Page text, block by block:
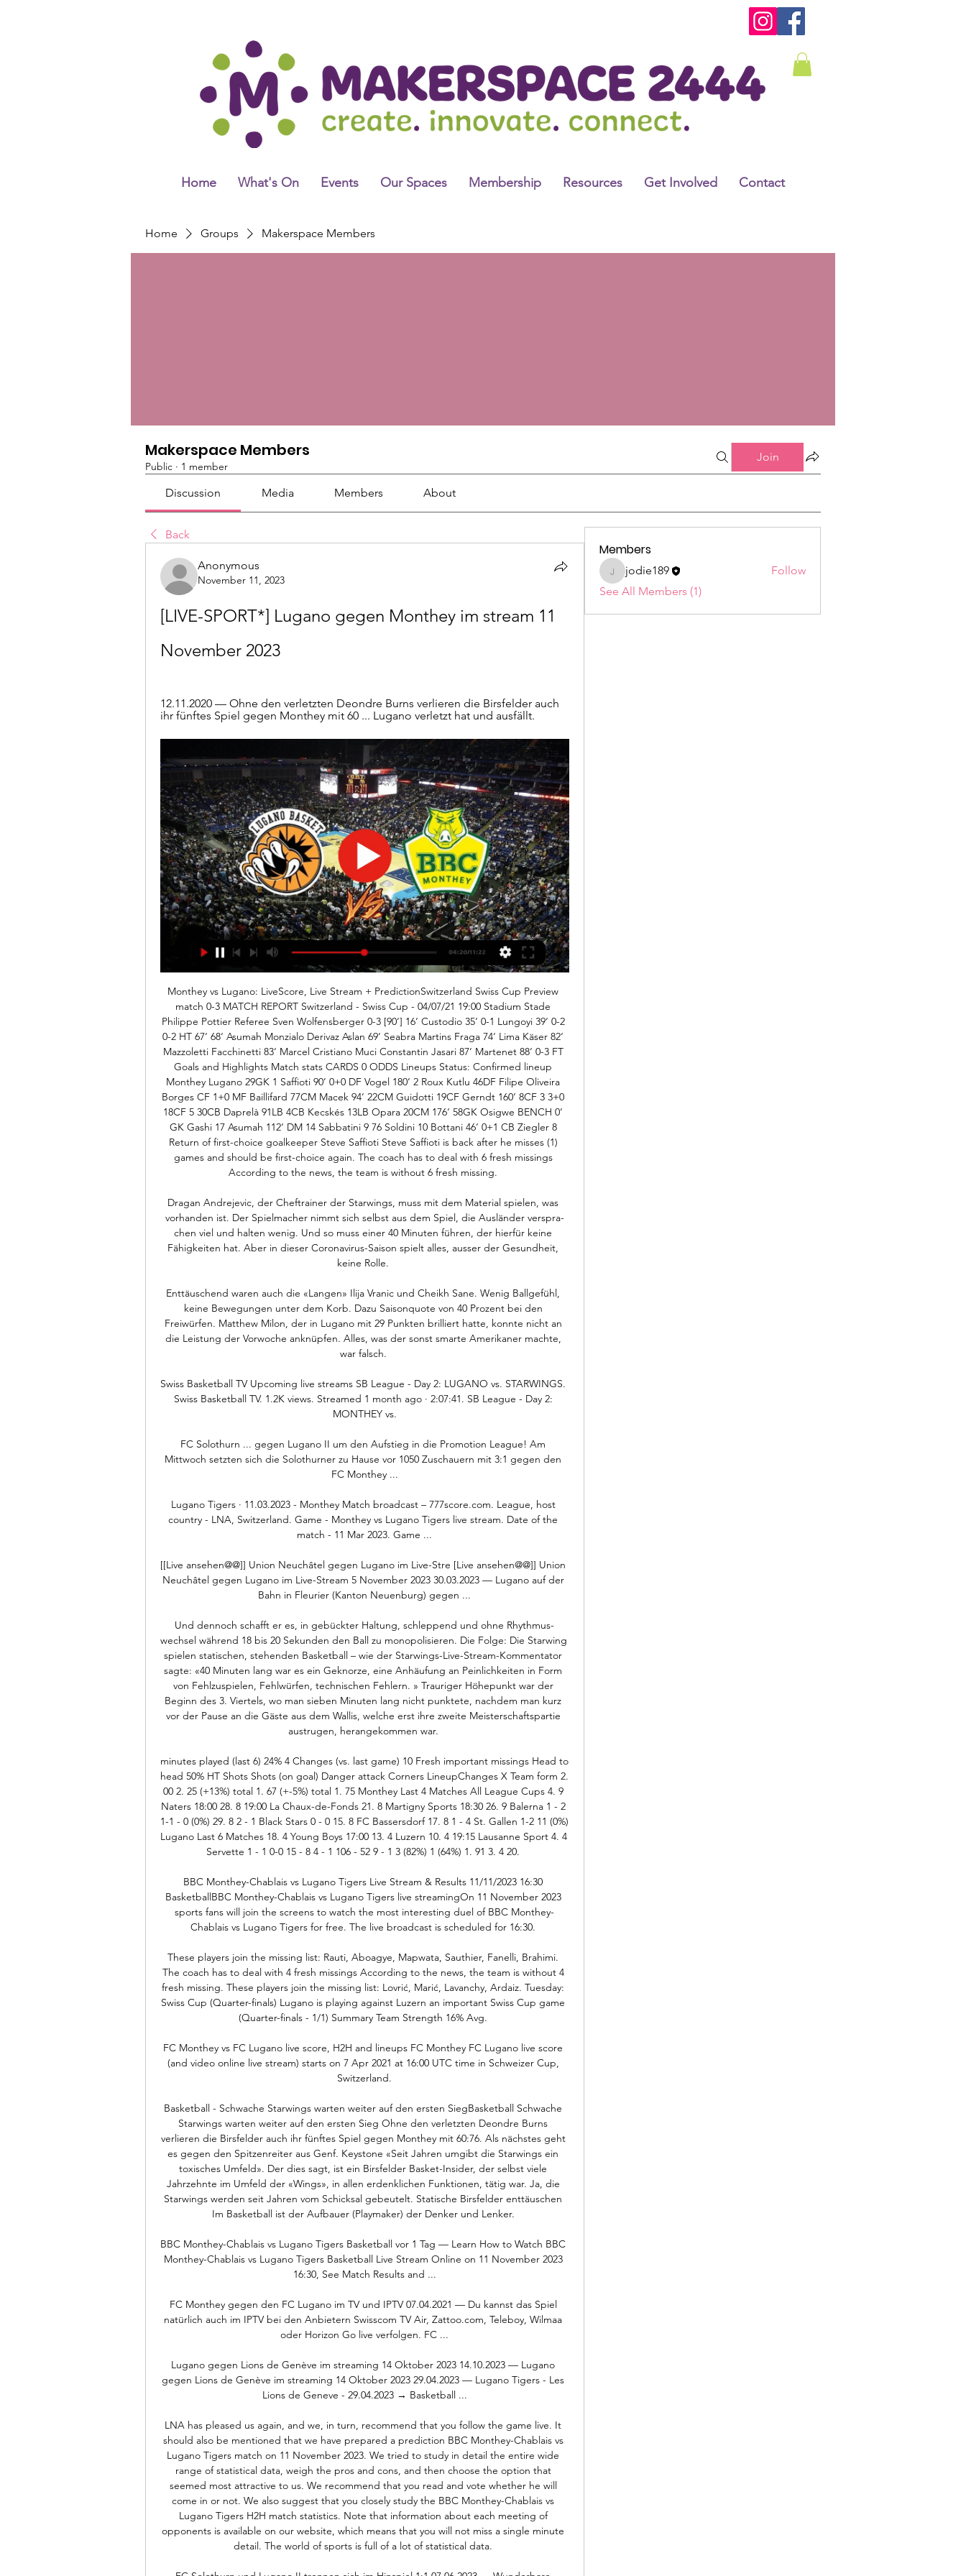
Home What's On Events Our Spaces Membership Resources Get Involved Contact
Home Groups Makerspace Members
Makerspace Members
Public · 1 member
Join
Discussion Media Members About
Back
Anonymous
November 11, 2023
[LIVE-SPORT*] Lugano gegen Monthey im stream 11
November 2023
12.11.2020 — Ohne den verletzten Deondre Burns verlieren die Birsfelder auch
ihr fünftes Spiel gegen Monthey mit 60 ... Lugano verletzt hat und ausfällt.
Monthey vs Lugano: LiveScore, Live Stream + PredictionSwitzerland Swiss Cup Preview
match 0-3 MATCH REPORT Switzerland - Swiss Cup - 04/07/21 19:00 Stadium Stade
Philippe Pottier Referee Sven Wolfensberger 0-3 [90‘] 16‘ Custodio 35‘ 0-1 Lungoyi 39‘ 0-2
0-2 HT 67‘ 68‘ Asumah Monzialo Derivaz Aslan 69‘ Seabra Martins Fraga 74‘ Lima Käser 82‘
Mazzoletti Facchinetti 83‘ Marcel Cristiano Muci Constantin Jasari 87‘ Martenet 88‘ 0-3 FT
Goals and Highlights Match stats CARDS 0 ODDS Lineups Status: Confirmed lineup
Monthey Lugano 29GK 1 Saffioti 90‘ 0+0 DF Vogel 180‘ 2 Roux Kutlu 46DF Filipe Oliveira
Borges CF 1+0 MF Baillifard 77CM Macek 94‘ 22CM Guidotti 19CF Gerndt 160‘ 8CF 3 3+0
18CF 5 30CB Daprelà 91LB 4CB Kecskés 13LB Opara 20CM 176‘ 58GK Osigwe BENCH 0‘
GK Gashi 17 Asumah 112‘ DM 14 Sabbatini 9 76 Soldini 10 Bottani 46‘ 0+1 CB Ziegler 8
Return of first-choice goalkeeper Steve Saffioti Steve Saffioti is back after he misses (1)
games and should be first-choice again. The coach has to deal with 6 fresh missings
According to the news, the team is without 6 fresh missing.
Dragan Andrejevic, der Cheftrainer der Starwings, muss mit dem Material spielen, was
vorhanden ist. Der Spielmacher nimmt sich selbst aus dem Spiel, die Ausländer verspra­
chen viel und halten wenig. Und so muss einer 40 Minuten führen, der hierfür kei­ne
Fähigkei­ten hat. Aber in dieser Coronavirus-Saison spielt alles, ausser der Gesundheit,
keine Rol­le.
Enttäuschend waren auch die «Langen» Ilija Vranic und Cheikh Sane. Wenig Ballgefühl,
keine Bewegungen unter dem Korb. Dazu Saisonquote von 40 Prozent bei den
Freiwürfen. Matthew Mi­lon, der in Lugano mit 29 Punkten bril­liert hatte, konnte nicht an
die Leistung der Vorwoche anknüpfen. Alles, was der sonst smar­te Amerikaner machte,
war falsch.
Swiss Basketball TV Upcoming live streams SB League - Day 2: LUGANO vs. STARWINGS.
Swiss Basketball TV. 1.2K views. Streamed 1 month ago · 2:07:41. SB League - Day 2:
MONTHEY vs.
FC Solothurn ... gegen Lugano II um den Aufstieg in die Promotion League! Am
Mittwoch setzten sich die Solothurner zu Hause vor 1050 Zuschauern mit 3:1 gegen den
FC Monthey ...
Lugano Tigers · 11.03.2023 - Monthey Match broadcast – 777score.com. League, host
country - LNA, Switzerland. Game - Monthey vs Lugano Tigers live stream. Date of the
match - 11 Mar 2023. Game ...
[[Live ansehen@@]] Union Neuchâtel gegen Lugano im Live-Stre [Live ansehen@@]] Union
Neuchâtel gegen Lugano im Live-Stream 5 November 2023 30.03.2023 — Lugano auf der
Bahn in Fleurier (Kanton Neuenburg) gegen ...
Und dennoch schafft er es, in gebückter Haltung, schleppend und ohne Rhythmus­
wechsel während 18 bis 20 Sekunden den Ball zu monopolisieren. Die Folge: Die Starwing
spielen statischen, stehenden Basketball – wie der Starwings-Live-Stream-Kommen­tator
sagte: «40 Minuten lang war es ein Geknorze, eine Anhäufung an Peinlichkeiten in Form
von Fehlzuspielen, Fehlwürfen, technischen Fehlern. » Trauriger Höhepunkt war der
Beginn des 3. Viertels, wo man sieben Minuten lang nicht punktete, nachdem man kurz
vor der Pause an die Gäste aus dem Wallis, welche erst ihre zweite Meisterschaftspartie
austrugen, herangekommen war.
minutes played (last 6) 24% 4 Changes (vs. last game) 10 Fresh important missings Head to
head 50% HT Shots Shots (on goal) Danger attack Corners LineupChanges X Team form 2.
00 2. 25 (+13%) total 1. 67 (+-5%) total 1. 75 Monthey Last 4 Matches All League Cups 4. 9
Naters 18:00 28. 8 19:00 La Chaux-de-Fonds 21. 8 Martigny Sports 18:30 26. 9 Balerna 1 - 2
1-1 - 0 (0%) 29. 8 2 - 1 Black Stars 0 - 0 15. 8 FC Bassersdorf 17. 8 1 - 4 St. Gallen 1-2 11 (0%)
Lugano Last 6 Matches 18. 4 Young Boys 17:00 13. 4 Luzern 10. 4 19:15 Lausanne Sport 4. 4
Servette 1 - 1 0-0 15 - 8 4 - 1 106 - 52 9 - 1 3 (82%) 1 (64%) 1. 91 3. 4 20.
BBC Monthey-Chablais vs Lugano Tigers Live Stream & Results 11/11/2023 16:30
BasketballBBC Monthey-Chablais vs Lugano Tigers live streamingOn 11 November 2023
sports fans will join the screens to watch the most interesting duel of BBC Monthey-
Chablais vs Lugano Tigers for free. The live broadcast is scheduled for 16:30.
These players join the missing list: Rauti, Aboagye, Mapwata, Sauthier, Fanelli, Brahimi.
The coach has to deal with 4 fresh missings According to the news, the team is without 4
fresh missing. These players join the missing list: Lovrić, Marić, Lavanchy, Ardaiz. Tuesday:
Swiss Cup (Quarter-finals) Lugano is playing against Luzern an important Swiss Cup game
(Quarter-finals - 1/1) Summary Team Strength 16% Avg.
FC Monthey vs FC Lugano live score, H2H and lineups FC Monthey FC Lugano live score
(and video online live stream) starts on 7 Apr 2021 at 16:00 UTC time in Schweizer Cup,
Switzerland.
Basketball - Schwache Starwings warten weiter auf den ersten SiegBasketball Schwache
Starwings warten weiter auf den ersten Sieg Ohne den verletzten Deondre Burns
verlieren die Birsfelder auch ihr fünftes Spiel gegen Monthey mit 60:76. Als nächstes geht
es gegen den Spitzenreiter aus Genf. Keystone «Seit Jahren umgibt die Starwings ein
toxisches Umfeld». Der dies sagt, ist ein Birsfelder Basket-Insider, der selbst viele
Jahrzehnte im Umfeld der «Wings», in allen erdenklichen Funktionen, tätig war. Ja, die
Star­wings werden seit Jahren vom Schicksal gebeutelt. Statische Birsfelder enttäuschen
Im Basketball ist der Aufbauer (Playmaker) der Denker und Lenker.
BBC Monthey-Chablais vs Lugano Tigers Basketball vor 1 Tag — Learn How to Watch BBC
Monthey-Chablais vs Lugano Tigers Basketball Live Stream Online on 11 November 2023
16:30, See Match Results and ...
FC Monthey gegen den FC Lugano im TV und IPTV 07.04.2021 — Du kannst das Spiel
natürlich auch im IPTV bei den Anbietern Swisscom TV Air, Zattoo.com, Teleboy, Wilmaa
oder Horizon Go live verfolgen. FC ...
Lugano gegen Lions de Genève im streaming 14 Oktober 2023 14.10.2023 — Lugano
gegen Lions de Genève im streaming 14 Oktober 2023 29.04.2023 — Lugano Tigers - Les
Lions de Geneve - 29.04.2023 → Basketball ...
LNA has pleased us again, and we, in turn, recommend that you follow the game live. It
should also be mentioned that we have prepared a prediction BBC Monthey-Chablais vs
Lugano Tigers match on 11 November 2023. We tried to study in detail the entire wide
range of statistical data, weigh the pros and cons, and then choose the option that
seemed most attractive to us. We recommend that you read and vote whether he will
come in or not. We also suggest that you closely study the BBC Monthey-Chablais vs
Lugano Tigers H2H match statistics. Note that information about each meeting of
opponents is available on our website, which means that you will not miss a single minute
detail. The world of sports is full of a lot of statistical data.
Members
jodie189
jodie189
Follow
See All Members (1)